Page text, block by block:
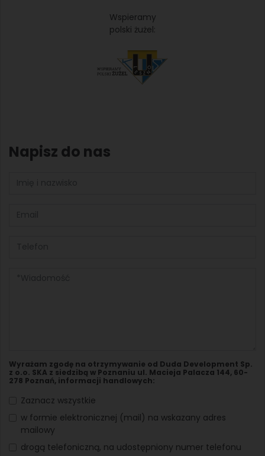
Wspieramy
polski żużel:
Napisz do nas
Wyrażam zgodę na otrzymywanie od Duda Development Sp.
z o.o. SKA z siedzibą w Poznaniu ul. Macieja Palacza 144, 60-
278 Poznań, informacji handlowych:
Zaznacz wszystkie
w formie elektronicznej (mail) na wskazany adres
mailowy
drogą telefoniczną, na udostępniony numer telefonu